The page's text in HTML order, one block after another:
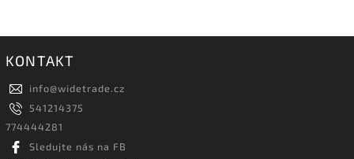
KONTAKT
info@widetrade.cz
541214375
774444281
Sledujte nás na FB